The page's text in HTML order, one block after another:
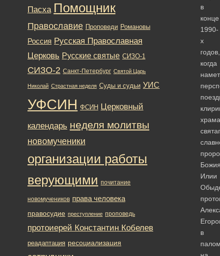
в
конце
1990-
х
годов,
когда
храма
Илии
в
Пасха Помощник
Православие Проповеди Романовы
Россия Русская Православная
Церковь Русские святые СИЗО-1
СИЗО-2 Санкт-Петербург Святой Царь
Николай Страстная неделя Суды и судьи УИС
УФСИН ФСИН Церковный
календарь неделя молитвы
новомученики
организации работы
верующими почитание
новомучеников права человека
правосудие преступление проповедь
протоиерей Константин Кобелев
реадаптация ресоциализация